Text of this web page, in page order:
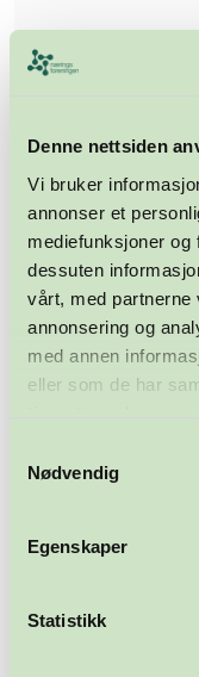
Denne nettsiden
Vi bruker
annonser et
mediefunksjoner
dessuten
vårt, med partnerne
annonsering og
med annen
eller som de har
tjenestene deres.
Nødvendig
Egenskaper
Statistikk